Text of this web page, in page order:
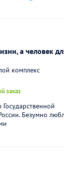
а человек
комплекс
заказ
Безумно